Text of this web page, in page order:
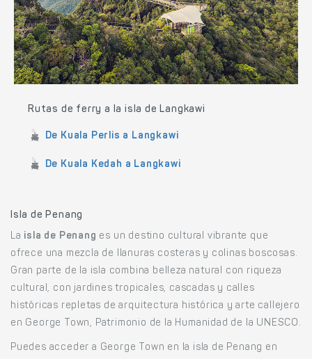
Rutas de ferry a la isla de Langkawi
De Kuala Perlis a Langkawi
De Kuala Kedah a Langkawi
Isla de Penang
La isla de Penang es un destino cultural vibrante que
ofrece una mezcla de llanuras costeras y colinas boscosas.
Gran parte de la isla combina belleza natural con riqueza
cultural, con jardines tropicales, cascadas y calles
históricas repletas de arquitectura histórica y arte callejero
en George Town, Patrimonio de la Humanidad de la UNESCO.
Puedes acceder a George Town en la isla de Penang en